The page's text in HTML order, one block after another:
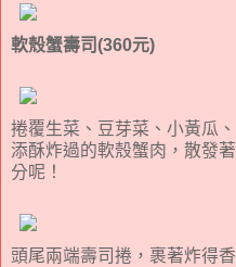
軟殼蟹壽司(360元)
捲覆生菜、豆芽菜、小黃瓜
添酥炸過的軟殼蟹肉，散發
分呢！
頭尾兩端壽司捲，裹著炸得